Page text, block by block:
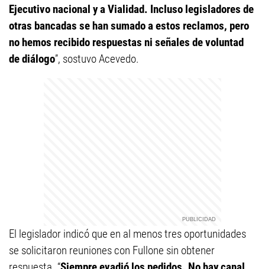
Ejecutivo nacional y a Vialidad. Incluso legisladores de
otras bancadas se han sumado a estos reclamos, pero
no hemos recibido respuestas ni señales de voluntad
de diálogo”, sostuvo Acevedo.
El legislador indicó que en al menos tres oportunidades
se solicitaron reuniones con Fullone sin obtener